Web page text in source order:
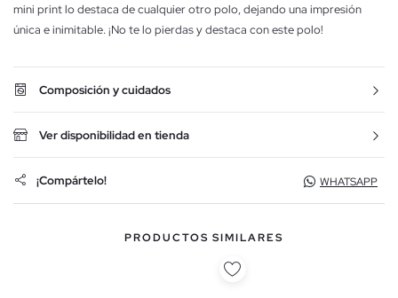
mini print lo destaca de cualquier otro polo, dejando una impresión
única e inimitable. ¡No te lo pierdas y destaca con este polo!
Composición y cuidados
Ver disponibilidad en tienda
¡Compártelo! WHATSAPP
PRODUCTOS SIMILARES